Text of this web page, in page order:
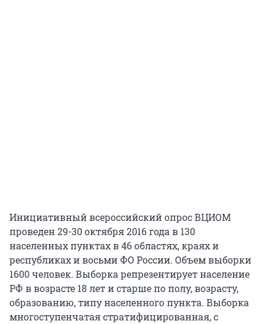
Инициативный всероссийский опрос ВЦИОМ
проведен 29-30 октября 2016 года в 130
населенных пунктах в 46 областях, краях и
республиках и восьми ФО России. Объем выборки
1600 человек. Выборка репрезентирует население
РФ в возрасте 18 лет и старше по полу, возрасту,
образованию, типу населенного пункта. Выборка
многоступенчатая стратифицированная, с